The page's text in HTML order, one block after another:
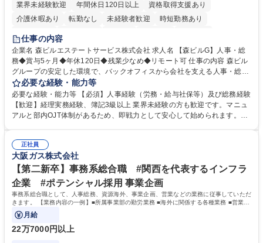
業界未経験歓迎
年間休日120日以上
資格取得支援あり
介護休暇あり
転勤なし 未経験者歓迎
時短勤務あり
経験者歓迎
完全週休2日制
交通費支給 長期歓迎 駅近5分以内 土日祝休み
仕事の内容
企業名 森ビルエステートサービス株式会社 求人名 【森ビルG】人事・総
務◆賞与5ヶ月◆年休120日◆残業少なめ◆リモート可 仕事の内容 森ビル
グループの安定した環境で、バックオフィスから会社を支える人事・総務
をお任せします。 労務と総務の業務をバランスよく担当し、ゆくゆくは制
度改定などのコア業務にも挑戦できる、やりがいある環境です。 ■勤怠管
理、給与計算、社会保険手続き、年末調整等の労務管理全般 ■入退社手続
き、社内規定の改定や人事制度改定などのコア業務 ■社内イベントの企画
でも質問・相談できる環境が整っているため、安心して成長できます。 募
集職種 【森ビルG】人事・総務◆賞与5ヶ月◆年休120日◆残業少なめ◆
リモート可
必要な経験・能力等
必要な経験・能力等 【必須】人事経験（労務・給与社保等）及び総務経験
【歓迎】経理実務経験、簿記3級以上 業界未経験の方も歓迎です。マニュ
アルと部内OJT体制があるため、即戦力として安心して始められます。
務に挑戦できるため、自身の成長と組織への貢献度をダイレクトに実感で
きます。 残業少なめ、週1日リモート可など、ワークライフバランスを保
ち長期活躍できる環境です。 「これまでの幅広い経験を活かし、長期的な
キャリアを築きたい」という前向きな意欲と挑戦を全力で応援します。 学
歴・資格 学歴：大学院 大学 高専 短大 専修学校 高校 語学力： 資格：日商
簿記検定1級 日商簿記検定2級 日商簿記検定3級
正社員
大阪ガス株式会社
【第二新卒】事務系総合職 #関西を代表するインフラ
企業 #ポテンシャル採用 事業企画
事務系総合職として、人事総務、資源海外、事業企画、営業などの業務に従事していただ
きます。 【業務内容の一例】■所属事業部の勤労業務 ■海外に関係する各種業務 ■営業部
門の企画スタッフ、ルート営業
月給
22万7000円以上